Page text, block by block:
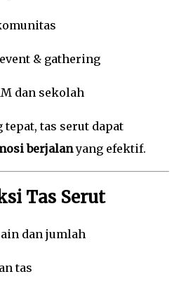
& gathering
dan sekolah
tepat, tas serut dapat
berjalanyang efektif.
Tas Serut
dan jumlah
tas